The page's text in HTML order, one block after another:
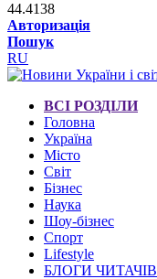
44.4138
Авторизація
Пошук
RU
ВСІ РОЗДІЛИ
Головна
Україна
Місто
Світ
Бізнес
Наука
Шоу-бізнес
Спорт
Lifestyle
БЛОГИ ЧИТАЧІВ